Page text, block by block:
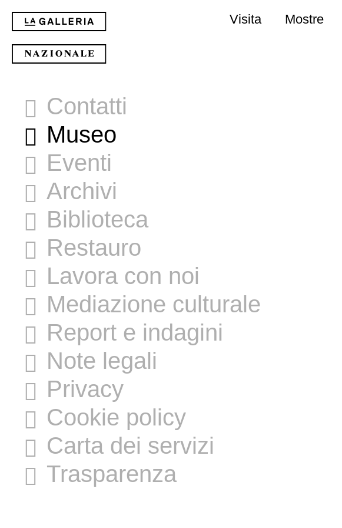
Visita Mostre
Contatti
Museo
Eventi
Archivi
Biblioteca
Restauro
Lavora con noi
Mediazione culturale
Report e indagini
Note legali
Privacy
Cookie policy
Carta dei servizi
Trasparenza